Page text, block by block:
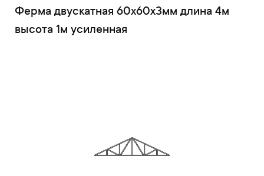
Ферма двускатная 60x60x3мм длина 4м
высота 1м усиленная